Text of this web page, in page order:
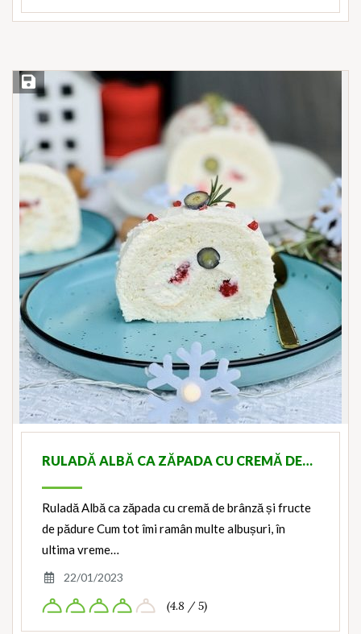
Save Recipe
RULADĂ ALBĂ CA ZĂPADA CU CREMĂ DE…
Ruladă Albă ca zăpada cu cremă de brânză și fructe
de pădure Cum tot îmi ramân multe albușuri, în
ultima vreme…
22/01/2023
(4.8 / 5)